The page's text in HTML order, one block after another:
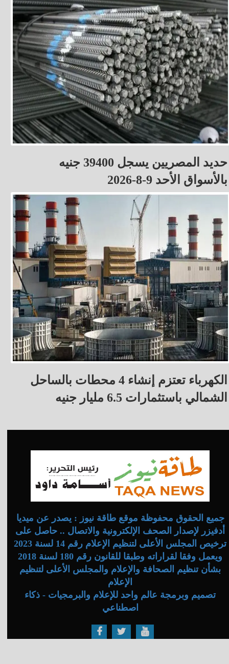
حديد المصريين يسجل 39400 جنيه
بالأسواق الأحد 9-8-2026
الكهرباء تعتزم إنشاء 4 محطات بالساحل
الشمالي باستثمارات 6.5 مليار جنيه
جميع الحقوق محفوظة موقع طاقة نيوز : يصدر عن ميديا
أدفيزر لإصدار الصحف الإلكترونية والاتصال .. حاصل على
ترخيص المجلس الأعلى لتنظيم الإعلام رقم 14 لسنة 2023
ويعمل وفقا لقراراته وطبقا للقانون رقم 180 لسنة 2018
بشأن تنظيم الصحافة والإعلام والمجلس الأعلى لتنظيم
الإعلام
تصميم وبرمجة عالم واحد للإعلام والبرمجيات - ذكاء
اصطناعي